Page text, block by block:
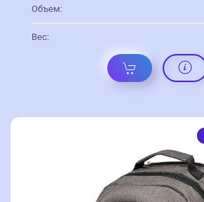
Объем:
Вес: